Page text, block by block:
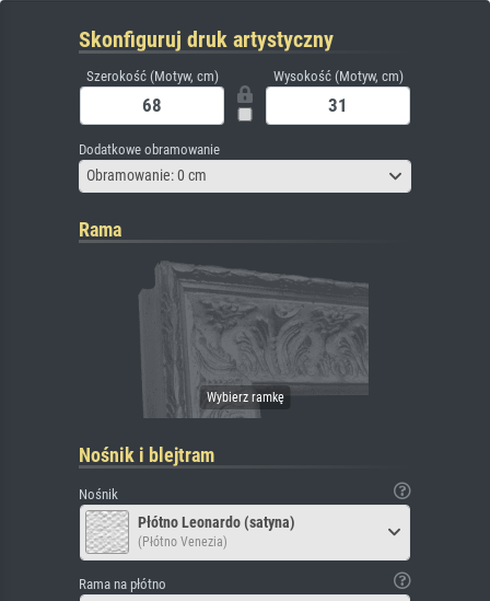
Skonfiguruj druk artystyczny
Szerokość (Motyw, cm) Wysokość (Motyw, cm)
Dodatkowe obramowanie
Obramowanie: 0 cm
Rama
Nośnik i blejtram
Nośnik
Płótno Leonardo (satyna)
(Płótno Venezia)
Rama na płótno